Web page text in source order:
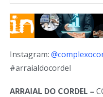
Instagram:
#arraialdocordel
ARRAIAL DO CORDEL –